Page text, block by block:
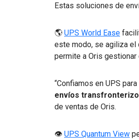
Estas soluciones de
🌎 UPS World Ease
este modo, se agiliza el
permite a Oris
“Confiamos en UPS
envíos
de ventas de Oris.
👁 UPS Quantum View